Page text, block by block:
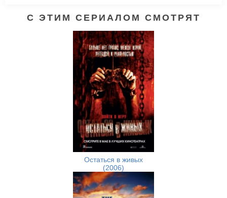
С ЭТИМ СЕРИАЛОМ СМОТРЯТ
Остаться в живых
(2006)